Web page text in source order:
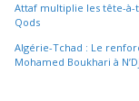
Attaf multiplie les tête-
Qods
Algérie-Tchad : Le
Mohamed Boukhari à